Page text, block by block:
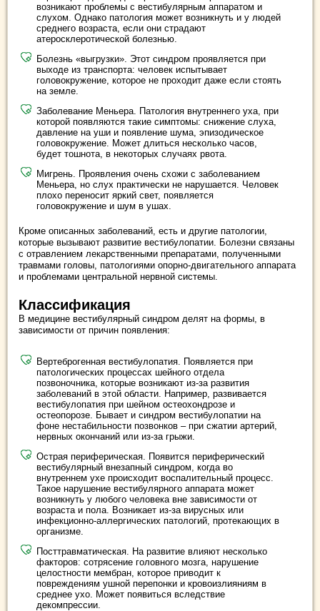
возникают проблемы с вестибулярным аппаратом и
слухом. Однако патология может возникнуть и у людей
среднего возраста, если они страдают
атеросклеротической болезнью.
Болезнь «выгрузки». Этот синдром проявляется при
выходе из транспорта: человек испытывает
головокружение, которое не проходит даже если стоять
на земле.
Заболевание Меньера. Патология внутреннего уха, при
которой появляются такие симптомы: снижение слуха,
давление на уши и появление шума, эпизодическое
головокружение. Может длиться несколько часов,
будет тошнота, в некоторых случаях рвота.
Мигрень. Проявления очень схожи с заболеванием
Меньера, но слух практически не нарушается. Человек
плохо переносит яркий свет, появляется
головокружение и шум в ушах.
Кроме описанных заболеваний, есть и другие патологии,
которые вызывают развитие вестибулопатии. Болезни связаны
с отравлением лекарственными препаратами, полученными
травмами головы, патологиями опорно-двигательного аппарата
и проблемами центральной нервной системы.
Классификация
В медицине вестибулярный синдром делят на формы, в
зависимости от причин появления:
Вертеброгенная вестибулопатия. Появляется при
патологических процессах шейного отдела
позвоночника, которые возникают из-за развития
заболеваний в этой области. Например, развивается
вестибулопатия при шейном остеохондрозе и
остеопорозе. Бывает и синдром вестибулопатии на
фоне нестабильности позвонков – при сжатии артерий,
нервных окончаний или из-за грыжи.
Острая периферическая. Появится периферический
вестибулярный внезапный синдром, когда во
внутреннем ухе происходит воспалительный процесс.
Такое нарушение вестибулярного аппарата может
возникнуть у любого человека вне зависимости от
возраста и пола. Возникает из-за вирусных или
инфекционно-аллергических патологий, протекающих в
организме.
Посттравматическая. На развитие влияют несколько
факторов: сотрясение головного мозга, нарушение
целостности мембран, которое приводит к
повреждениям ушной перепонки и кровоизлияниям в
среднее ухо. Может появиться вследствие
декомпрессии.